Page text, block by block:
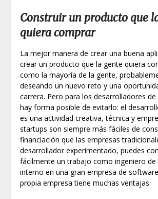
Construir un producto que
quiera comprar
La mejor manera de crear una buena
crear un producto que la gente quiera
como la mayoría de la gente,
deseando un nuevo reto y una
carrera. Pero para los desarrolladores
hay forma posible de evitarlo: el
es una actividad creativa, técnica y
startups son siempre más fáciles de
financiación que las empresas
desarrollador experimentado, puedes
fácilmente un trabajo como ingeniero
interno en una gran empresa de
propia empresa tiene muchas ventajas: